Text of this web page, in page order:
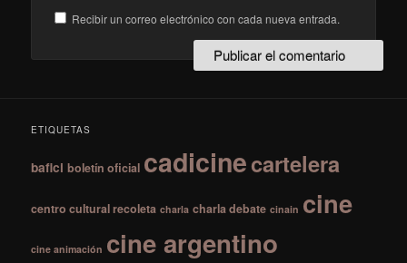
Recibir un correo electrónico con cada nueva entrada.
ETIQUETAS
bafici boletín oficial cadicinecartelera
centro cultural recoleta charla charla debate cinain cine
cine animación cine argentino